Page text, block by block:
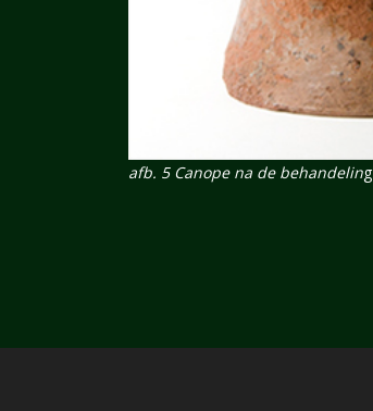
afb. 5 Canope na de behandeling